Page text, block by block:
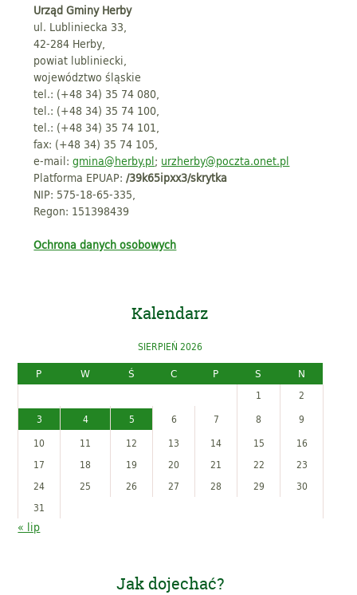
Urząd Gminy Herby
ul. Lubliniecka 33,
42-284 Herby,
powiat lubliniecki,
województwo śląskie
tel.: (+48 34) 35 74 080,
tel.: (+48 34) 35 74 100,
tel.: (+48 34) 35 74 101,
fax: (+48 34) 35 74 105,
e-mail:gmina@herby.pl; urzherby@poczta.onet.pl
Platforma EPUAP:/39k65ipxx3/skrytka
NIP: 575-18-65-335,
Regon: 151398439
Ochrona danych osobowych
Kalendarz
SIERPIEŃ 2026
P
W Ś C P S
N
1
2
3
4 5 6 7 8
9
10
11 12 13 14 15
16
17
18 19 20 21 22
23
24
25 26 27 28 29
30
31
« lip
Jak dojechać?